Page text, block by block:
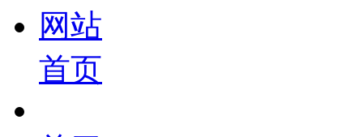
网站
首页